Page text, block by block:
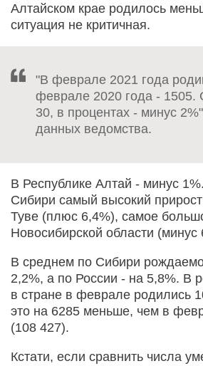
Алтайском крае родилось
ситуация не критичная.
"В феврале 2021 года
феврале 2020 года - 1505.
30, в процентах - минус
данных ведомства.
В Республике Алтай - минус
Сибири самый высокий
Туве (плюс 6,4%), самое
Новосибирской области (минус
В среднем по Сибири
2,2%, а по России - на 5,8%. В
в стране в феврале родились
это на 6285 меньше, чем в
(108 427).
Кстати, если сравнить числа